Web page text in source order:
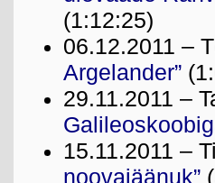
(1:12:25)
06.12.2011 –
Argelander”
29.11.2011 –
15.11.2011 –
noovajäänuk”